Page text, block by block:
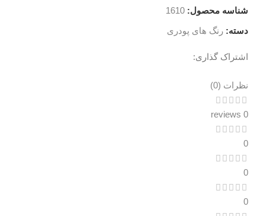
شناسه محصول: 1610
دسته: رنگ های پودری
اشتراک گذاری:
نظرات (0)
0 reviews
0
0
0